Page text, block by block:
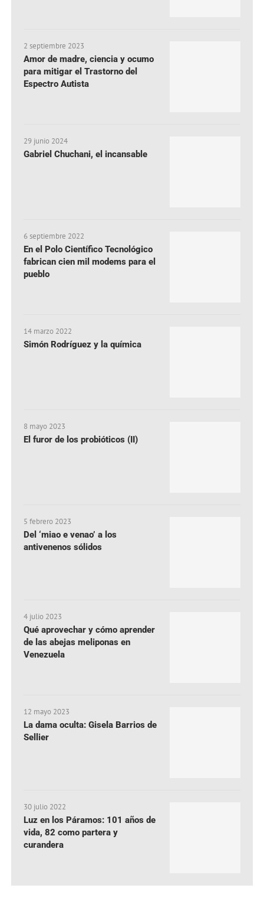
2 septiembre 2023
Amor de madre, ciencia y ocumo
para mitigar el Trastorno del
Espectro Autista
29 junio 2024
Gabriel Chuchani, el incansable
6 septiembre 2022
En el Polo Científico Tecnológico
fabrican cien mil modems para el
pueblo
14 marzo 2022
Simón Rodríguez y la química
8 mayo 2023
El furor de los probióticos (II)
5 febrero 2023
Del ‘miao e venao’ a los
antivenenos sólidos
4 julio 2023
Qué aprovechar y cómo aprender
de las abejas meliponas en
Venezuela
12 mayo 2023
La dama oculta: Gisela Barrios de
Sellier
30 julio 2022
Luz en los Páramos: 101 años de
vida, 82 como partera y
curandera